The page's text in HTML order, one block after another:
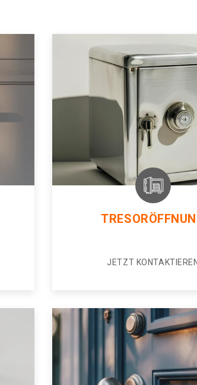
JETZT KONTAKTIEREN